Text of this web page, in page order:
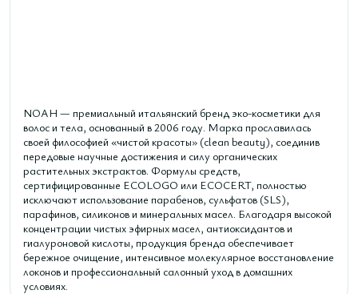
NOAH — премиальный итальянский бренд эко-косметики для
волос и тела, основанный в 2006 году. Марка прославилась
своей философией «чистой красоты» (clean beauty), соединив
передовые научные достижения и силу органических
растительных экстрактов. Формулы средств,
сертифицированные ECOLOGO или ECOCERT, полностью
исключают использование парабенов, сульфатов (SLS),
парафинов, силиконов и минеральных масел. Благодаря высокой
концентрации чистых эфирных масел, антиоксидантов и
гиалуроновой кислоты, продукция бренда обеспечивает
бережное очищение, интенсивное молекулярное восстановление
локонов и профессиональный салонный уход в домашних
условиях.